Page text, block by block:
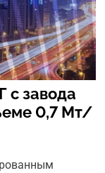
с завода
0,7 Мт/